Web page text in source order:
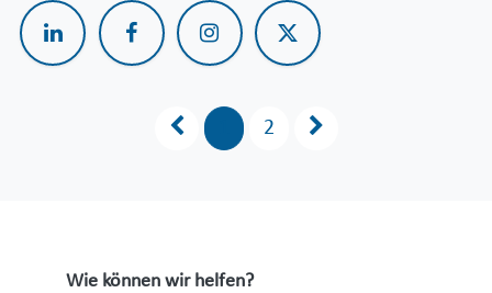
2
Wie können wir helfen?